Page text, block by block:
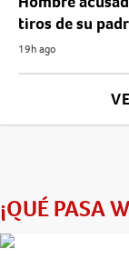
tiros de su
19h ago
¡QUÉ PASA